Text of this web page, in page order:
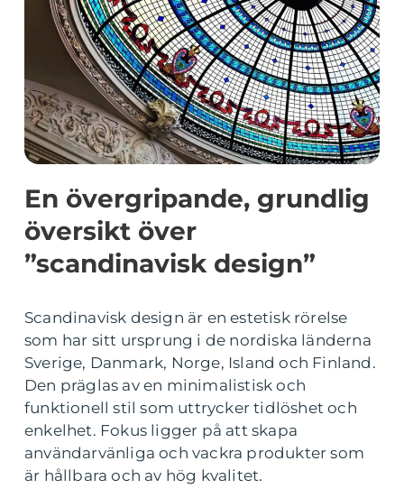
En övergripande, grundlig
översikt över
”scandinavisk design”
Scandinavisk design är en estetisk rörelse
som har sitt ursprung i de nordiska länderna
Sverige, Danmark, Norge, Island och Finland.
Den präglas av en minimalistisk och
funktionell stil som uttrycker tidlöshet och
enkelhet. Fokus ligger på att skapa
användarvänliga och vackra produkter som
är hållbara och av hög kvalitet.